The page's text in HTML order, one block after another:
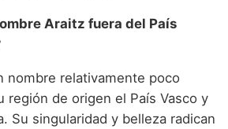
Araitz fuera del País
nombre relativamente poco
región de origen el País Vasco y
Su singularidad y belleza radican